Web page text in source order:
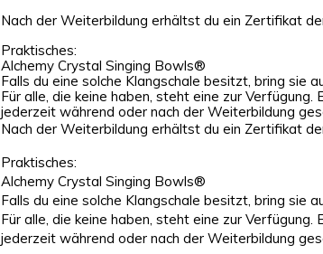
Nach der Weiterbildung erhältst du ein Zertifikat
Praktisches:
Alchemy Crystal Singing Bowls®
Falls du eine solche Klangschale besitzt, bring sie
Für alle, die keine haben, steht eine zur
jederzeit während oder nach der Weiterbildung
Nach der Weiterbildung erhältst du ein Zertifikat
Praktisches:
Alchemy Crystal Singing Bowls®
Falls du eine solche Klangschale besitzt, bring sie
Für alle, die keine haben, steht eine zur
jederzeit während oder nach der Weiterbildung